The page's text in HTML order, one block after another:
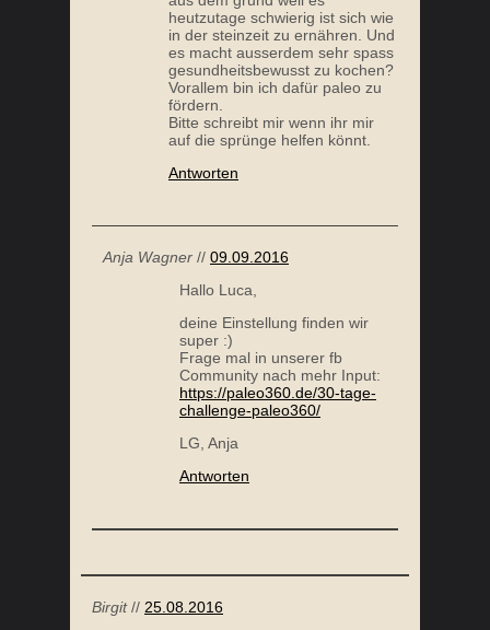
heutzutage schwierig ist sich wie
in der steinzeit zu ernähren. Und
es macht ausserdem sehr spass
gesundheitsbewusst zu kochen?
Vorallem bin ich dafür paleo zu
fördern.
Bitte schreibt mir wenn ihr mir
auf die sprünge helfen könnt.
Antworten
Anja Wagner // 09.09.2016
Hallo Luca,
deine Einstellung finden wir
super :)
Frage mal in unserer fb
Community nach mehr Input:
https://paleo360.de/30-tage-
challenge-paleo360/
LG, Anja
Antworten
Birgit// 25.08.2016